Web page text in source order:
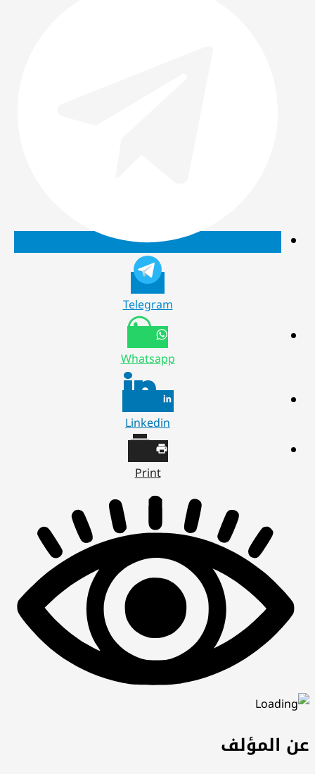
Telegram
Whatsapp
Linkedin
Print
عن المؤلف